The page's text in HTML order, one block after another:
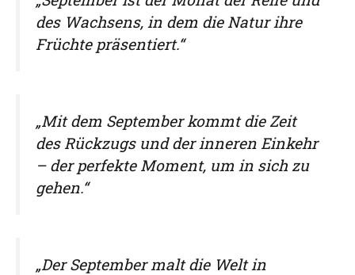
des Wachsens, in dem die Natur ihre
Früchte präsentiert.“
„Mit dem September kommt die Zeit
des Rückzugs und der inneren Einkehr
– der perfekte Moment, um in sich zu
gehen.“
„Der September malt die Welt in